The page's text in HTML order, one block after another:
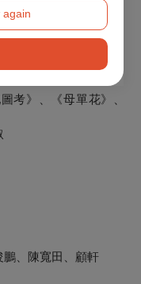
again
考》、《母單花》、
、陳寬田、顧軒